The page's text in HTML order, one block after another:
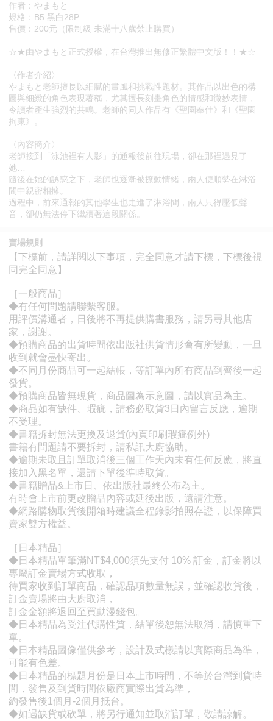
作者：やまもと
規格：B5 黑白28P
售價：200元（限制級 未滿十八歲禁止購買）
☆★由やまもと正式授權，在台灣推出無修正繁體中文版！！★☆
〈作者介紹〉
やまもと老師擅長以細膩的畫風和挑戰性題材。其作品以出色的構
圖與細緻的角色表現著稱，尤其擅長刻畫角色的情感和微妙表情，
令讀者產生強烈的共鳴。老師的同人作品有《聖園奉仕》和《聖園
拘束》。
〈內容簡介〉
老師接到「泳池裡有人影」的通報後前往現場，卻在那裡遇見了
她…
隨後在她的誘惑之下，老師也逐漸被撩動情緒，兩人便順勢在淋浴
間中親密相擁。
過程中，前來通報的其他學生也走進了淋浴間，兩人只得壓低聲
音，卻仍無法停下繼續著這段關係。
賣場規則